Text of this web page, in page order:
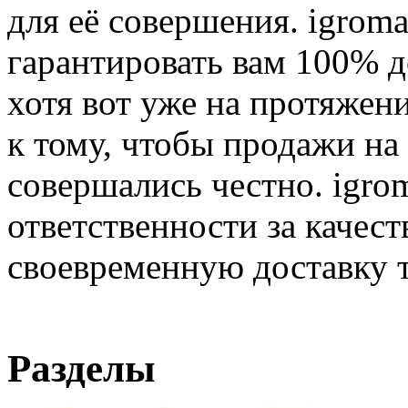
для её совершения.
гарантировать вам 100%
хотя вот уже на
к тому, чтобы продажи
совершались честно.
ответственности за
своевременную доставку
Разделы